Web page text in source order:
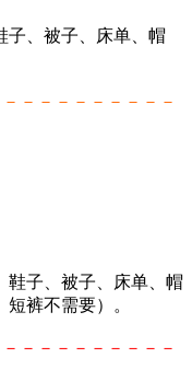
子、被子、床单、帽
－－－－－－－－－
鞋子、被子、床单、帽
裤不需要）。
－－－－－－－－－